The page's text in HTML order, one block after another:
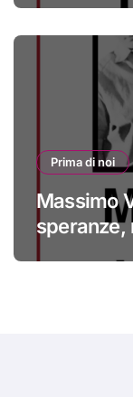
Prima di noi
Massimo
speranze,